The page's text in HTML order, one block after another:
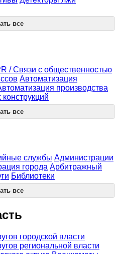
все
/ Связи с общественностью
Автоматизация
производства
все
службы Администрации
города Арбитражный
Библиотеки
все
городской власти
региональной власти